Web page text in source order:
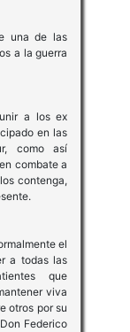
una de las
a la guerra
a los ex
en las
como así
combate a
contenga,
el
a todas las
que
viva
otros por su
Federico